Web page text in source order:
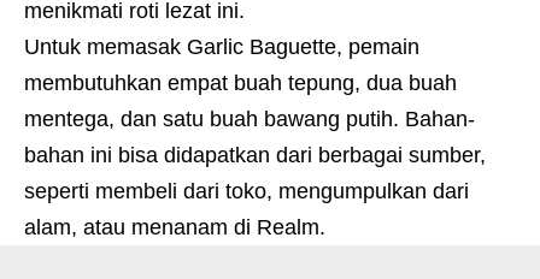
menikmati roti lezat ini.
Untuk memasak Garlic Baguette, pemain
membutuhkan empat buah tepung, dua buah
mentega, dan satu buah bawang putih. Bahan-
bahan ini bisa didapatkan dari berbagai sumber,
seperti membeli dari toko, mengumpulkan dari
alam, atau menanam di Realm.